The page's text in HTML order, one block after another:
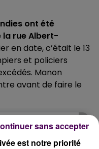
ont été
la rue Albert-
en date, c’était le 13
et policiers
Manon
avant de faire le
est notre priorité
sans accepter